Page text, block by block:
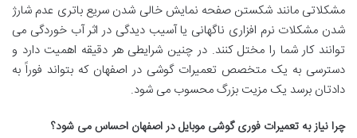
مشکلاتی مانند شکستن صفحه نمایش خالی شدن سریع باتری عدم شارژ
شدن مشکلات نرم افزاری ناگهانی یا آسیب دیدگی در اثر آب خوردگی می
توانند کار شما را مختل کنند. در چنین شرایطی هر دقیقه اهمیت دارد و
دسترسی به یک متخصص تعمیرات گوشی در اصفهان که بتواند فوراً به
دادتان برسد یک مزیت بزرگ محسوب می شود.
چرانیاز به تعمیرات فوری گوشی موبایل در اصفهان احساس می شود؟